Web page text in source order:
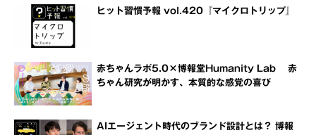
ヒット習慣予報 vol.420『マイクロトリップ』
赤ちゃんラボ5.0×博報堂Humanity Lab 赤
ちゃん研究が明かす、本質的な感覚の喜び
AIエージェント時代のブランド設計とは？ 博報